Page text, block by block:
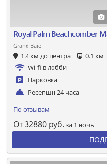
Royal Palm Beachcomber
Grand Baie
1.4 км до центра 0.1 км
Wi-fi в лобби
Парковка
Ресепшн 24 часа
По отзывам
От32880 руб. за 1 ночь